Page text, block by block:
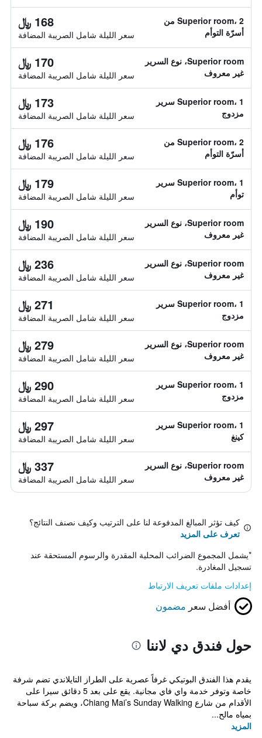
Superior room، 2 من
أسرّة التوأم
168 ﷼
سعر الليلة شامل الصريبة المضافة
Superior room، نوع السرير
غير معروف
170 ﷼
سعر الليلة شامل الصريبة المضافة
Superior room، 1 سرير
مزدوج
173 ﷼
سعر الليلة شامل الصريبة المضافة
Superior room، 2 من
أسرّة التوأم
176 ﷼
سعر الليلة شامل الصريبة المضافة
Superior room، 1 سرير
توأم
179 ﷼
سعر الليلة شامل الصريبة المضافة
Superior room، نوع السرير
غير معروف
190 ﷼
سعر الليلة شامل الصريبة المضافة
Superior room، نوع السرير
غير معروف
236 ﷼
سعر الليلة شامل الصريبة المضافة
Superior room، 1 سرير
مزدوج
271 ﷼
سعر الليلة شامل الصريبة المضافة
Superior room، نوع السرير
غير معروف
279 ﷼
سعر الليلة شامل الصريبة المضافة
Superior room، 1 سرير
مزدوج
290 ﷼
سعر الليلة شامل الصريبة المضافة
Superior room، 1 سرير
كينغ
297 ﷼
سعر الليلة شامل الصريبة المضافة
Superior room، نوع السرير
غير معروف
337 ﷼
سعر الليلة شامل الصريبة المضافة
كيف تؤثر المبالغ المدفوعة لنا على الترتيب وكيف نصنف النتائج؟
تعرف على المزيد
*يشمل المجموع الضرائب المحلية المقدرة والرسوم المستحقة عند
تسجيل المغادرة.
إعدادات ملفات تعريف الارتباط
أفضل سعر مضمون
حول فندق دي لاننا
يقدم هذا الفندق البوتيكي غرفاً عصرية على الطراز التايلاندي تضم شرفة
خاصة وتوفر خدمة واي فاي مجانية. يقع على بعد 5 دقائق سيرا على
الأقدام من شارع Chiang Mai’s Sunday Walking، ويضم بركة سباحة
بمياه مالح...
المزيد